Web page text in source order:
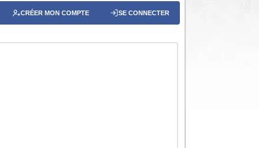
CRÉER MON COMPTE SE CONNECTER